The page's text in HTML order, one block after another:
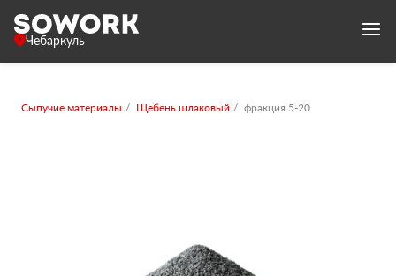
Чебаркуль
Сыпучие материалы Щебень шлаковый фракция 5-20